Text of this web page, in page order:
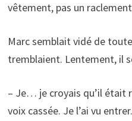
vêtement, pas un
Marc semblait vidé de
tremblaient. Lentement, il
– Je… je croyais qu’il était
voix cassée. Je l’ai vu